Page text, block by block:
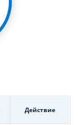
Действие